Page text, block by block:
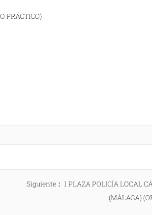
PRÁCTICO)
Siguiente
Entrada
1 PLAZA POLICÍA LOCAL
(MÁLAGA)